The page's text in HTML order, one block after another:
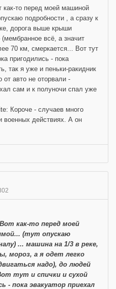
как-то перед моей машиной
подробности , а сразу к
дорога выше крыши
всё, а значит
70 км, смеркается... Вот тут
пригодились - пока
так я уже и пеньки-ракидник
от авто не оторвали -
сам и к полуночи спал уже
Короче - случаев много
военных действиях. А он
как-то перед моей
(тут опускаю
... машина на 1/3 в реке,
мороз, а я одет легко
надо), до людей
тут и спички и сухой
- пока эвакуатор приехал